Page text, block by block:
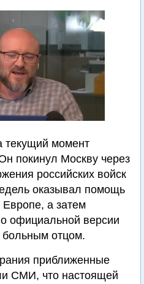
текущий момент
покинул Москву через
российских войск
оказывал помощь
а затем
официальной версии
больным отцом.
приближенные
СМИ, что настоящей